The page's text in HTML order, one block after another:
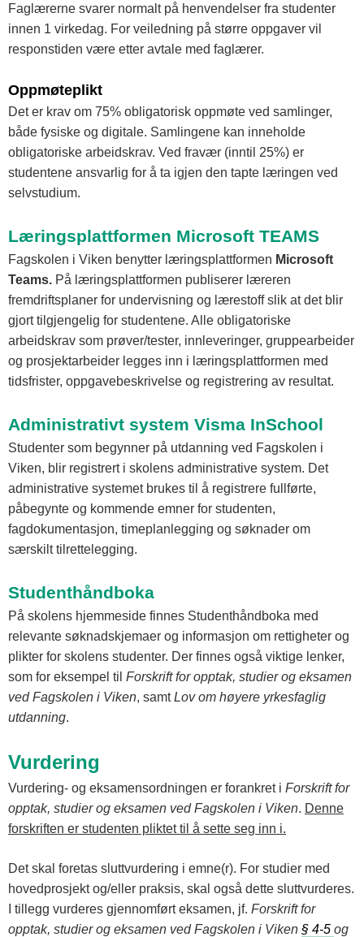
Faglærerne svarer normalt på henvendelser fra studenter
innen 1 virkedag. For veiledning på større oppgaver vil
responstiden være etter avtale med faglærer.
Oppmøteplikt
Det er krav om 75% obligatorisk oppmøte ved samlinger,
både fysiske og digitale. Samlingene kan inneholde
obligatoriske arbeidskrav. Ved fravær (inntil 25%) er
studentene ansvarlig for å ta igjen den tapte læringen ved
selvstudium.
Læringsplattformen Microsoft TEAMS
Fagskolen i Viken benytter læringsplattformen Microsoft
Teams. På læringsplattformen publiserer læreren
fremdriftsplaner for undervisning og lærestoff slik at det blir
gjort tilgjengelig for studentene. Alle obligatoriske
arbeidskrav som prøver/tester, innleveringer, gruppearbeider
og prosjektarbeider legges inn i læringsplattformen med
tidsfrister, oppgavebeskrivelse og registrering av resultat.
Administrativt system Visma InSchool
Studenter som begynner på utdanning ved Fagskolen i
Viken, blir registrert i skolens administrative system. Det
administrative systemet brukes til å registrere fullførte,
påbegynte og kommende emner for studenten,
fagdokumentasjon, timeplanlegging og søknader om
særskilt tilrettelegging.
Studenthåndboka
På skolens hjemmeside finnes Studenthåndboka med
relevante søknadskjemaer og informasjon om rettigheter og
plikter for skolens studenter. Der finnes også viktige lenker,
som for eksempel til Forskrift for opptak, studier og eksamen
ved Fagskolen i Viken, samtLov om høyere yrkesfaglig
utdanning.
Vurdering
Vurdering- og eksamensordningen er forankret i Forskrift for
opptak, studier og eksamen ved Fagskolen i Viken. Denne
forskriften er studenten pliktet til å sette seg inn i.
Det skal foretas sluttvurdering i emne(r). For studier med
hovedprosjekt og/eller praksis, skal også dette sluttvurderes.
I tillegg vurderes gjennomført eksamen, jf. Forskrift for
opptak, studier og eksamen ved Fagskolen i Viken § 4-5 og